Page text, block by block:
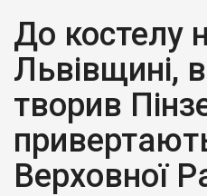
До костелу
Львівщині,
творив
Верховної